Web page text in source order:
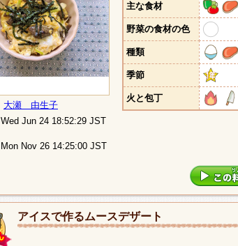
大瀬 由生子
Wed Jun 24 18:52:29 JST
Mon Nov 26 14:25:00 JST
主な食材
野菜の食材の色
種類
季節
火と包丁
アイスで作るムースデザート